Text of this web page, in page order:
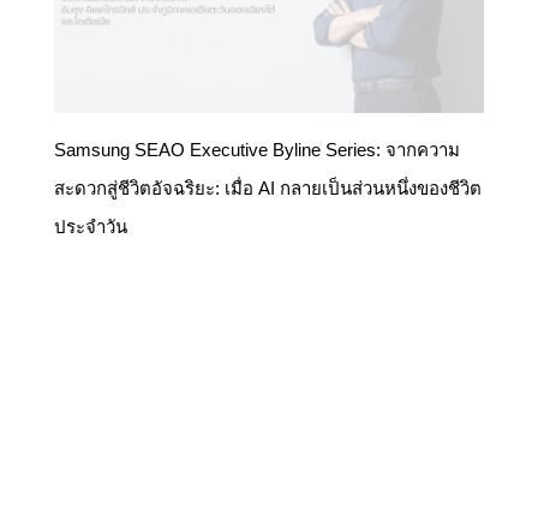
Samsung SEAO Executive Byline Series: จากความ
สะดวกสู่ชีวิตอัจฉริยะ: เมื่อ AI กลายเป็นส่วนหนึ่งของชีวิต
ประจำวัน